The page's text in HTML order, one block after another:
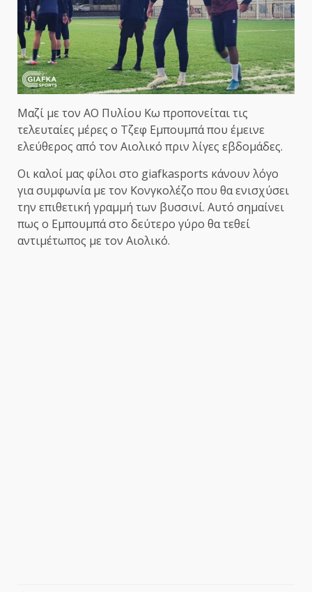
Μαζί με τον ΑΟ Πυλίου Κω προπονείται τις
τελευταίες μέρες ο Τζεφ Εμπουμπά που έμεινε
ελεύθερος από τον Αιολικό πριν λίγες εβδομάδες.
Οι καλοί μας φίλοι στο giafkasports κάνουν λόγο
για συμφωνία με τον Κονγκολέζο που θα ενισχύσει
την επιθετική γραμμή των βυσσινί. Αυτό σημαίνει
πως ο Εμπουμπά στο δεύτερο γύρο θα τεθεί
αντιμέτωπος με τον Αιολικό.